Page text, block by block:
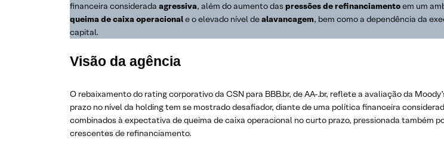
financeira considerada agressiva, além do aumento das pressões de refinanciamentoem um
queima de caixa operacionale o elevado nível dealavancagem, bem como a dependência da
capital.
Visão da agência
O rebaixamento do rating corporativo da CSN para BBB.br, de AA-.br, reflete a avaliação da
prazo no nível da holding tem se mostrado desafiador, diante de uma política financeira
combinados à expectativa de queima de caixa operacional no curto prazo, pressionada também
crescentes de refinanciamento.